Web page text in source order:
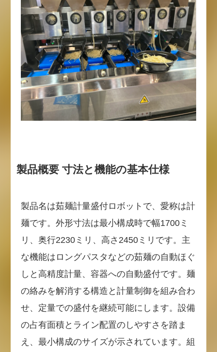
製品概要 寸法と機能の基本仕様
製品名は茹麺計量盛付ロボットで、愛称は計
麺です。外形寸法は最小構成時で幅1700ミ
リ、奥行2230ミリ、高さ2450ミリです。主
な機能はロングパスタなどの茹麺の自動ほぐ
しと高精度計量、容器への自動盛付です。麺
の絡みを解消する構造と計量制御を組み合わ
せ、定量での盛付を継続可能にします。設備
の占有面積とライン配置のしやすさを踏ま
え、最小構成のサイズが示されています。組